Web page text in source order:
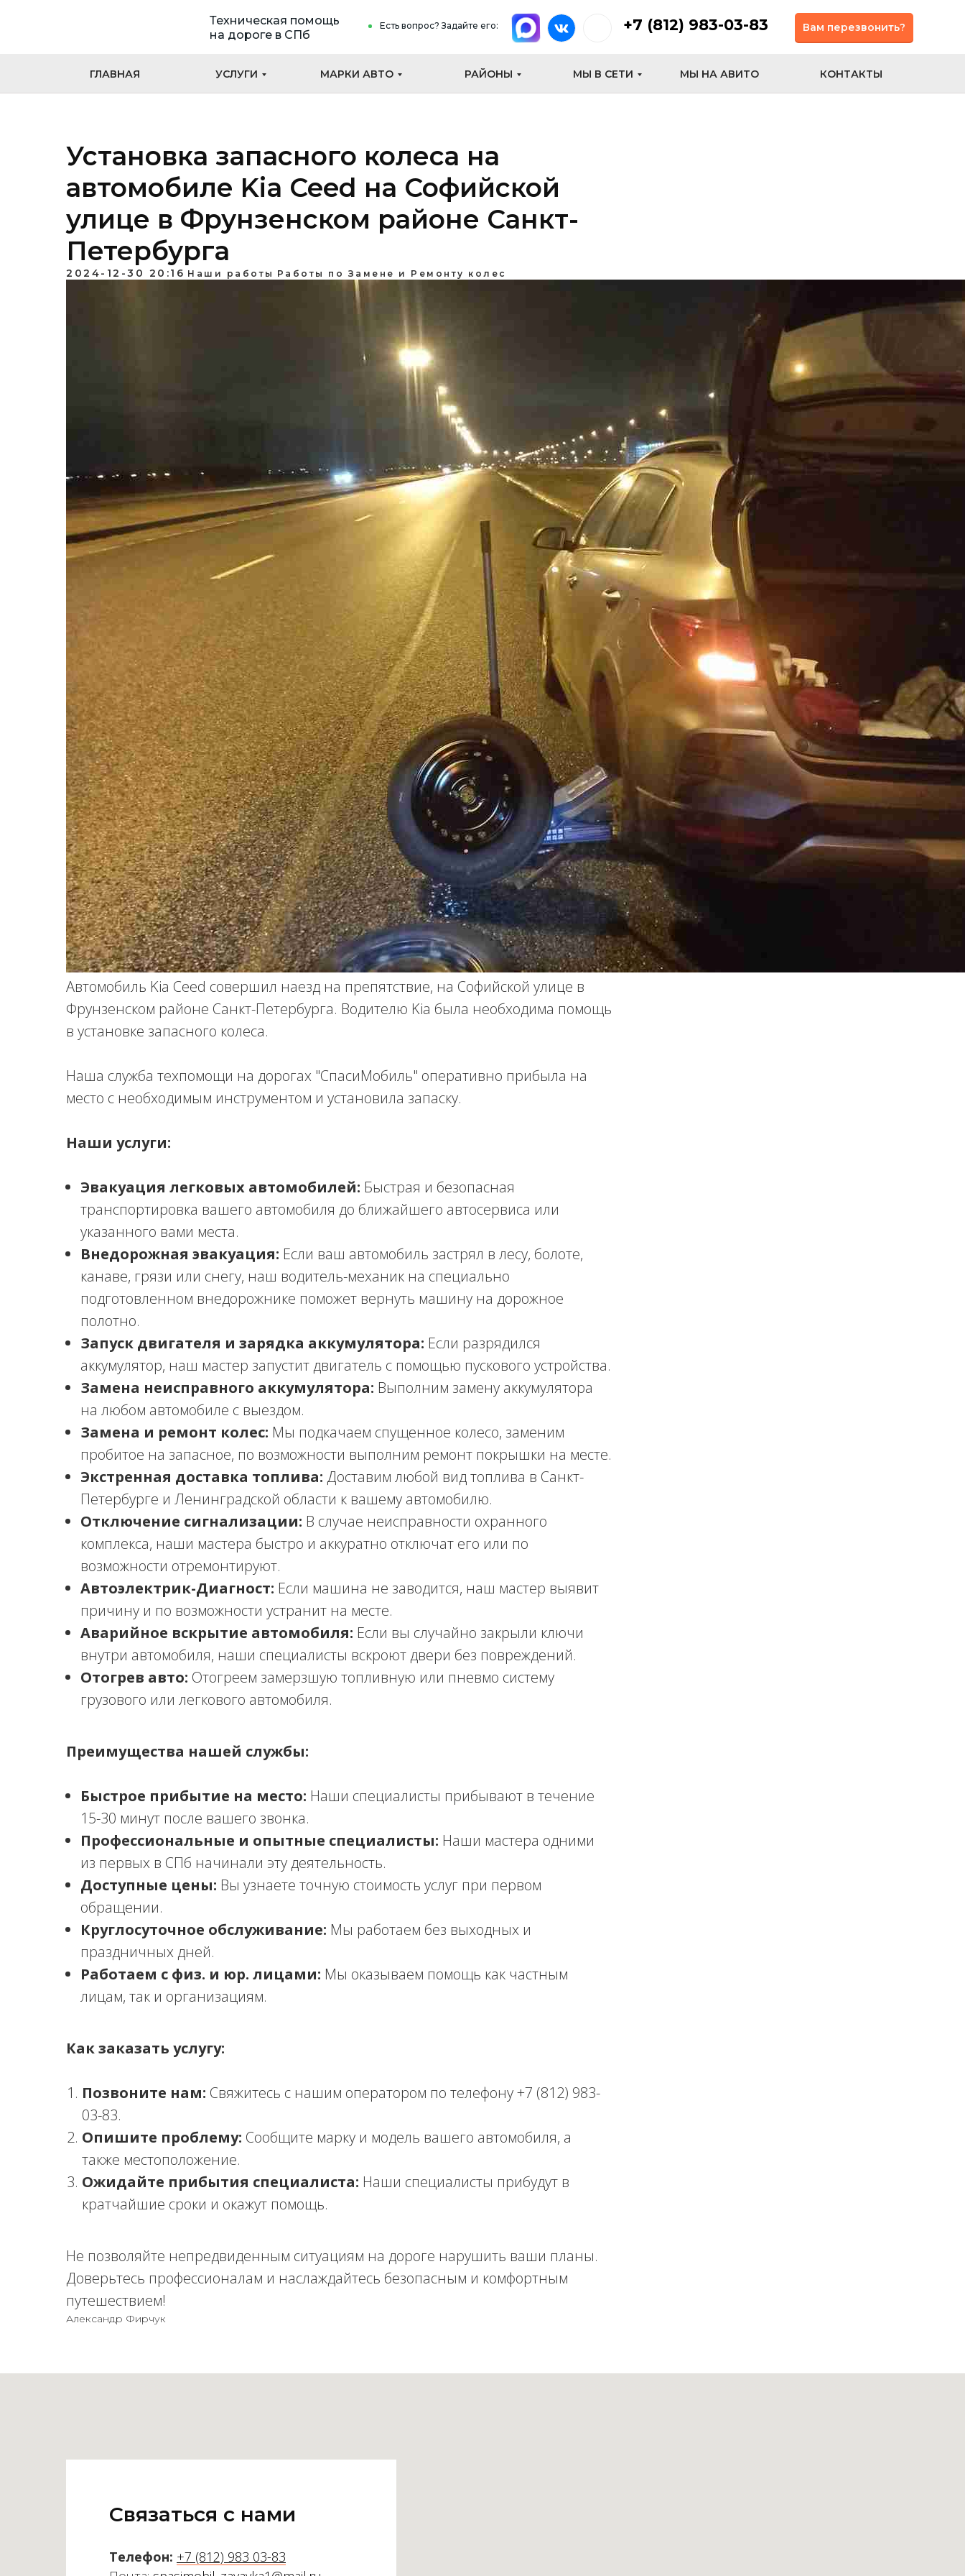
Есть вопрос? Задайте его:
ГЛАВНАЯ
+7 (812) 983-03-83
УСЛУГИ МАРКИ АВТО РАЙОНЫ МЫ В СЕТИ МЫ НА АВИТО КОНТАКТЫ
Вам перезвонить?
Техническая помощь
на дороге в СПб
Установка запасного колеса на
автомобиле Kia Ceed на Софийской
улице в Фрунзенском районе Санкт-
Петербурга
2024-12-30 20:16 Наши работы Работы по Замене и Ремонту колес
Автомобиль Kia Ceed совершил наезд на препятствие, на Софийской улице в
Фрунзенском районе Санкт-Петербурга. Водителю Kia была необходима помощь
в установке запасного колеса.
Наша служба техпомощи на дорогах "СпасиМобиль" оперативно прибыла на
место с необходимым инструментом и установила запаску.
Наши услуги:
Эвакуация легковых автомобилей: Быстрая и безопасная
транспортировка вашего автомобиля до ближайшего автосервиса или
указанного вами места.
Внедорожная эвакуация: Если ваш автомобиль застрял в лесу, болоте,
канаве, грязи или снегу, наш водитель-механик на специально
подготовленном внедорожнике поможет вернуть машину на дорожное
полотно.
Запуск двигателя и зарядка аккумулятора: Если разрядился
аккумулятор, наш мастер запустит двигатель с помощью пускового устройства.
Замена неисправного аккумулятора: Выполним замену аккумулятора
на любом автомобиле с выездом.
Замена и ремонт колес: Мы подкачаем спущенное колесо, заменим
пробитое на запасное, по возможности выполним ремонт покрышки на месте.
Экстренная доставка топлива: Доставим любой вид топлива в Санкт-
Петербурге и Ленинградской области к вашему автомобилю.
Отключение сигнализации: В случае неисправности охранного
комплекса, наши мастера быстро и аккуратно отключат его или по
возможности отремонтируют.
Автоэлектрик-Диагност: Если машина не заводится, наш мастер выявит
причину и по возможности устранит на месте.
Аварийное вскрытие автомобиля: Если вы случайно закрыли ключи
внутри автомобиля, наши специалисты вскроют двери без повреждений.
Отогрев авто: Отогреем замерзшую топливную или пневмо систему
грузового или легкового автомобиля.
Преимущества нашей службы:
Быстрое прибытие на место: Наши специалисты прибывают в течение
15-30 минут после вашего звонка.
Профессиональные и опытные специалисты: Наши мастера одними
из первых в СПб начинали эту деятельность.
Доступные цены: Вы узнаете точную стоимость услуг при первом
обращении.
Круглосуточное обслуживание: Мы работаем без выходных и
праздничных дней.
Работаем с физ. и юр. лицами: Мы оказываем помощь как частным
лицам, так и организациям.
Как заказать услугу:
Позвоните нам: Свяжитесь с нашим оператором по телефону +7 (812) 983-
03-83.
Опишите проблему: Сообщите марку и модель вашего автомобиля, а
также местоположение.
Ожидайте прибытия специалиста: Наши специалисты прибудут в
кратчайшие сроки и окажут помощь.
Не позволяйте непредвиденным ситуациям на дороге нарушить ваши планы.
Доверьтесь профессионалам и наслаждайтесь безопасным и комфортным
путешествием!
Александр Фирчук
Связаться с нами
Телефон: +7 (812) 983 03-83